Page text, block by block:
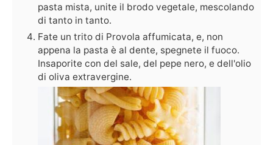
pasta mista, unite il brodo vegetale, mescolando
di tanto in tanto.
Fate un trito di Provola affumicata, e, non
appena la pasta è al dente, spegnete il fuoco.
Insaporite con del sale, del pepe nero, e dell'olio
di oliva extravergine.